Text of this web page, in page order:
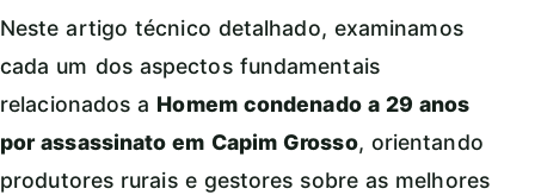
Neste artigo técnico detalhado, examinamos
cada um dos aspectos fundamentais
relacionados a Homem condenado a 29 anos
por assassinato em Capim Grosso, orientando
produtores rurais e gestores sobre as melhores